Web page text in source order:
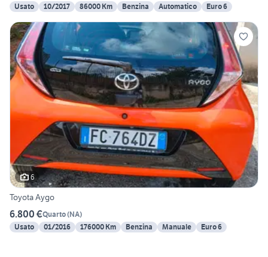
Usato
10/2017 86000 Km Benzina Automatico Euro 6
6
Toyota Aygo
6.800 €Quarto(NA)
Usato
01/2016 176000 Km Benzina Manuale Euro 6